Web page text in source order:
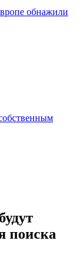
обнажили
поиска